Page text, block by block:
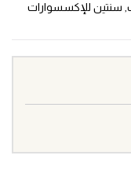
سنتين للإكسسوارات